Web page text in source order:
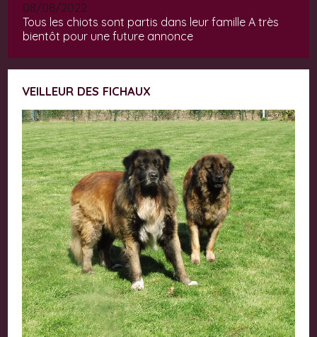
08/08/2022
Tous les chiots sont partis dans leur famille A très
bientôt pour une future annonce
VEILLEUR DES FICHAUX